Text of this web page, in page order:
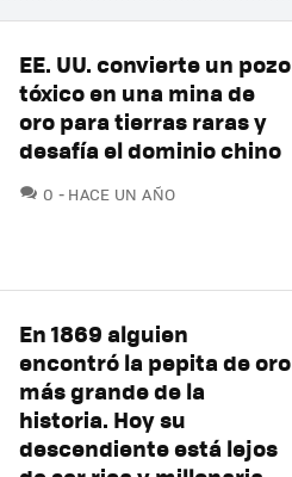
EE. UU. convierte un pozo
tóxico en una mina de
oro para tierras raras y
desafía el dominio chino
0 COMENTARIOS
HACE UN AÑO
En 1869 alguien
encontró la pepita de oro
más grande de la
historia. Hoy su
descendiente está lejos